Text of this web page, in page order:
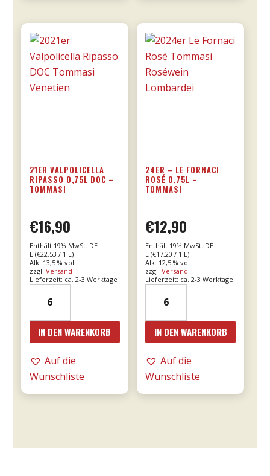
Menge
21ER VALPOLICELLA
RIPASSO 0,75L DOC –
TOMMASI
€16,90
Enthält 19% MwSt. DE
L (€22,53 / 1 L)
Alk. 13,5 % vol
zzgl. Versand
Lieferzeit: ca. 2-3 Werktage
Valpolicella
Ripasso
0,75l
DOC
-
IN DEN WARENKORB
Auf die
Wunschliste
24ER – LE FORNACI
ROSÉ 0,75L –
TOMMASI
€12,90
Enthält 19% MwSt. DE
L (€17,20 / 1 L)
Alk. 12,5 % vol
zzgl.Versand
Lieferzeit: ca. 2-3 Werktage
Le
Fornaci
Rosé
0,75l
IN DEN WARENKORB
Auf die
Wunschliste